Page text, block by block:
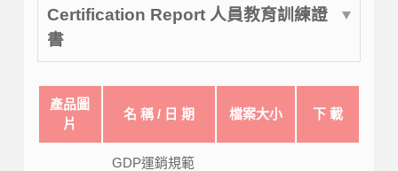
Certification Report 人員教育訓練證
書
產品圖
片
名 稱 / 日 期 檔案大小 下 載
GDP運銷規範